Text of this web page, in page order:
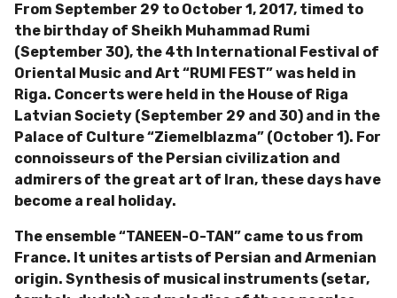
From September 29 to October 1, 2017, timed to
the birthday of Sheikh Muhammad Rumi
(September 30), the 4th International Festival of
Oriental Music and Art “RUMI FEST” was held in
Riga. Concerts were held in the House of Riga
Latvian Society (September 29 and 30) and in the
Palace of Culture “Ziemelblazma” (October 1). For
connoisseurs of the Persian civilization and
admirers of the great art of Iran, these days have
become a real holiday.
The ensemble “TANEEN-O-TAN” came to us from
France. It unites artists of Persian and Armenian
origin. Synthesis of musical instruments (setar,